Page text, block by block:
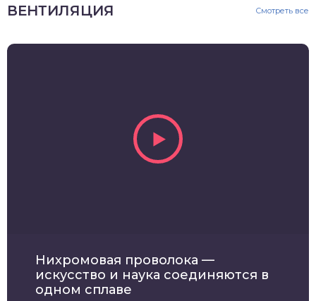
ВЕНТИЛЯЦИЯ Смотреть все
Нихромовая проволока —
искусство и наука соединяются в
одном сплаве